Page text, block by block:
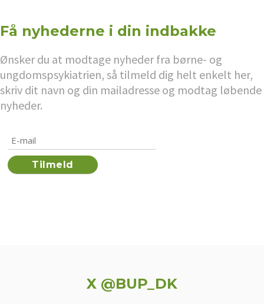
Få nyhederne i din indbakke
Ønsker du at modtage nyheder fra børne- og
ungdomspsykiatrien, så tilmeld dig helt enkelt her,
skriv dit navn og din mailadresse og modtag løbende
nyheder.
X @BUP_DK